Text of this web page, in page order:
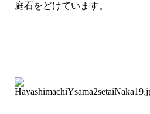
庭石をどけています。